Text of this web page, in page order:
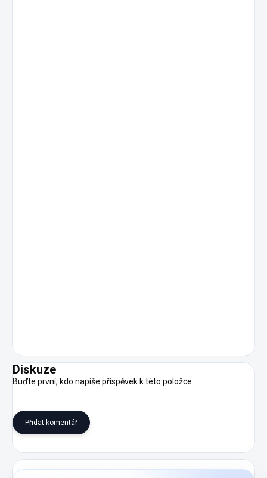
Diskuze
Buďte první, kdo napíše příspěvek k této položce.
Přidat komentář